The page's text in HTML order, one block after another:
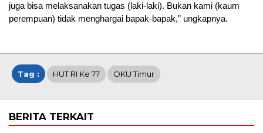
juga bisa melaksanakan tugas (laki-laki). Bukan kami (kaum
perempuan) tidak menghargai bapak-bapak,” ungkapnya.
Tag : HUT RI Ke 77 OKU Timur
BERITA TERKAIT